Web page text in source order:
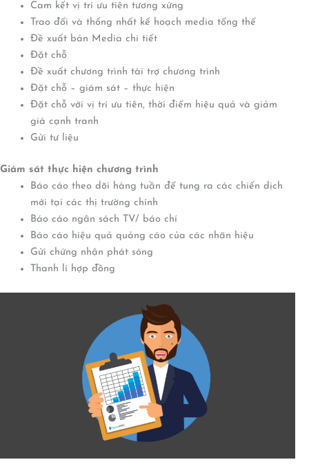
Cam kết vị trí ưu tiên tương xứng
Trao đổi và thống nhất kế hoạch media tổng thể
Đề xuất bản Media chi tiết
Đặt chỗ
Đề xuất chương trình tài trợ chương trình
Đặt chỗ – giám sát – thực hiện
Đặt chỗ với vị trí ưu tiên, thời điểm hiệu quả và giảm
giá cạnh tranh
Gửi tư liệu
Giám sát thực hiện chương trình
Báo cáo theo dõi hàng tuần để tung ra các chiến dịch
mới tại các thị trường chính
Báo cáo ngân sách TV/ báo chí
Báo cáo hiệu quả quảng cáo của các nhãn hiệu
Gửi chứng nhận phát sóng
Thanh lí hợp đồng